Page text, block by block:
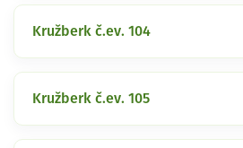
Kružberk č.ev. 104
Kružberk č.ev. 105